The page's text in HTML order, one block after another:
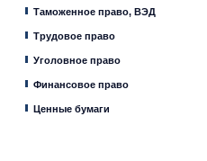
Таможенное право, ВЭД
Трудовое право
Уголовное право
Финансовое право
Ценные бумаги